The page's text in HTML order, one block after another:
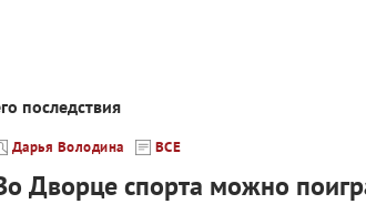
последствия
Дарья Володина ВСЕ
Дворце спорта можно